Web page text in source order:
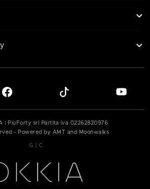
| PiùForty srl Partita iva 02262820976
- Powered by AMT and Moonwalks
G C